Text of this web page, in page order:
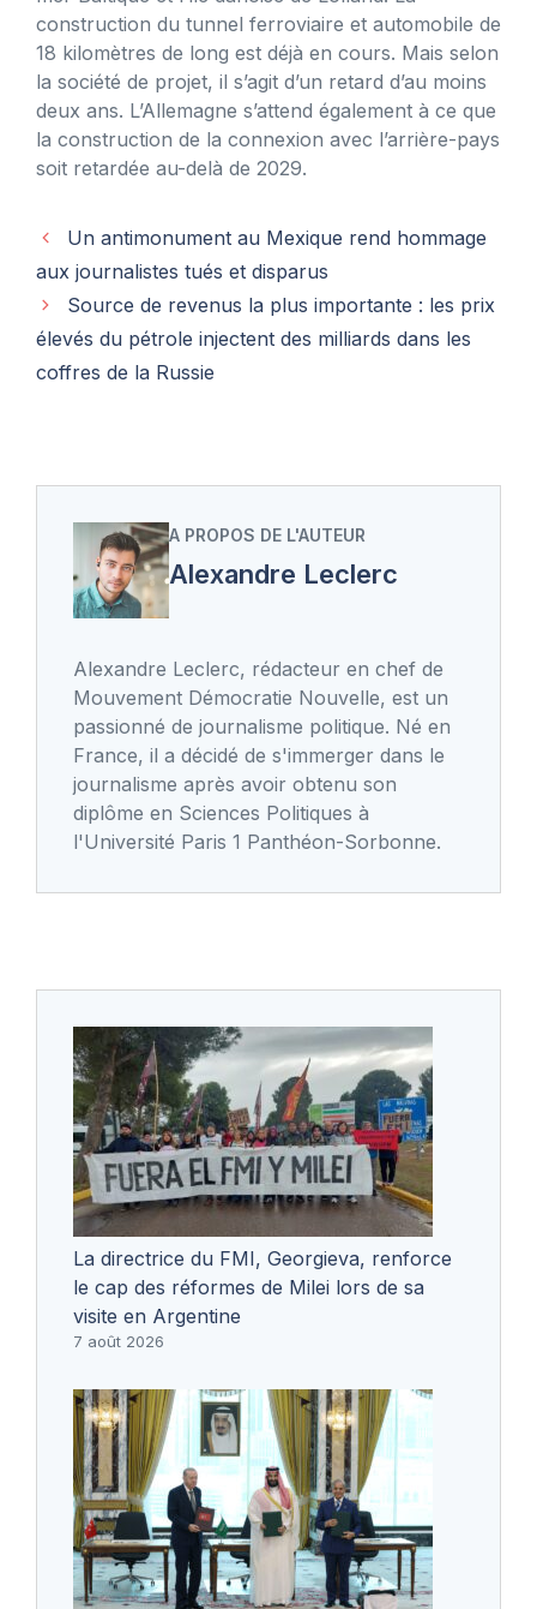
construction du tunnel ferroviaire et automobile de
18 kilomètres de long est déjà en cours. Mais selon
la société de projet, il s’agit d’un retard d’au moins
deux ans. L’Allemagne s’attend également à ce que
la construction de la connexion avec l’arrière-pays
soit retardée au-delà de 2029.
Un antimonument au Mexique rend hommage
aux journalistes tués et disparus
Source de revenus la plus importante : les prix
élevés du pétrole injectent des milliards dans les
coffres de la Russie
A PROPOS DE L'AUTEUR
Alexandre Leclerc
Alexandre Leclerc, rédacteur en chef de
Mouvement Démocratie Nouvelle, est un
passionné de journalisme politique. Né en
France, il a décidé de s'immerger dans le
journalisme après avoir obtenu son
diplôme en Sciences Politiques à
l'Université Paris 1 Panthéon-Sorbonne.
La directrice du FMI, Georgieva, renforce
le cap des réformes de Milei lors de sa
visite en Argentine
7 août 2026